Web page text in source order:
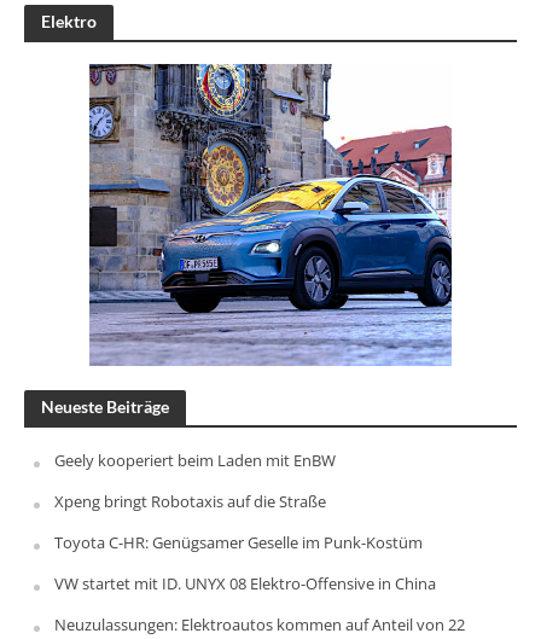
Elektro
Neueste Beiträge
Geely kooperiert beim Laden mit EnBW
Xpeng bringt Robotaxis auf die Straße
Toyota C-HR: Genügsamer Geselle im Punk-Kostüm
VW startet mit ID. UNYX 08 Elektro-Offensive in China
Neuzulassungen: Elektroautos kommen auf Anteil von 22